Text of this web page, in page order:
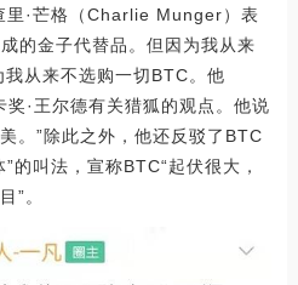
里·芒格（Charlie Munger）表
的金子代替品。但因为我从来
从来不选购一切BTC。他
·王尔德有关猎狐的观点。他说
。”除此之外，他还反驳了BTC
的叫法，宣称BTC“起伏很大，
”。